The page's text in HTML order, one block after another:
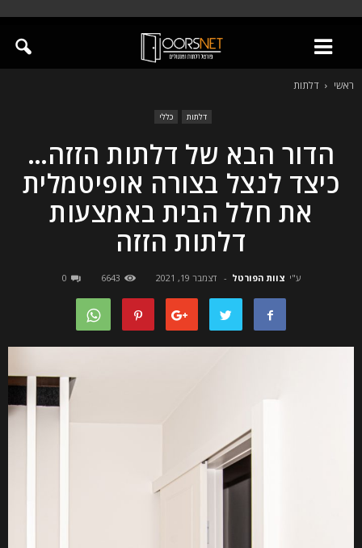
ראשי דלתות
דלתות כללי
הדור הבא של דלתות הזזה…
כיצד לנצל בצורה אופיטמלית
את חלל הבית באמצעות
דלתות הזזה
ע"י צוות הפורטל - דצמבר 19, 2021 6643
0